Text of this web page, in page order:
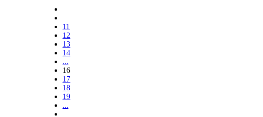
11
12
13
14
...
16
17
18
19
...